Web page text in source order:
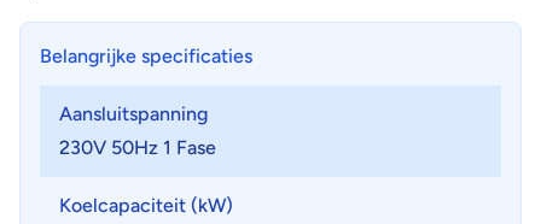
Belangrijke specificaties
Aansluitspanning
230V 50Hz 1 Fase
Koelcapaciteit (kW)